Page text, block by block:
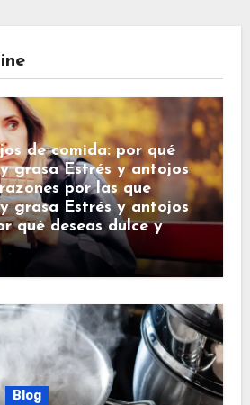
de comida: por qué
grasa Estrés y antojos
por las que
grasa Estrés y antojos
qué deseas dulce y
Blog